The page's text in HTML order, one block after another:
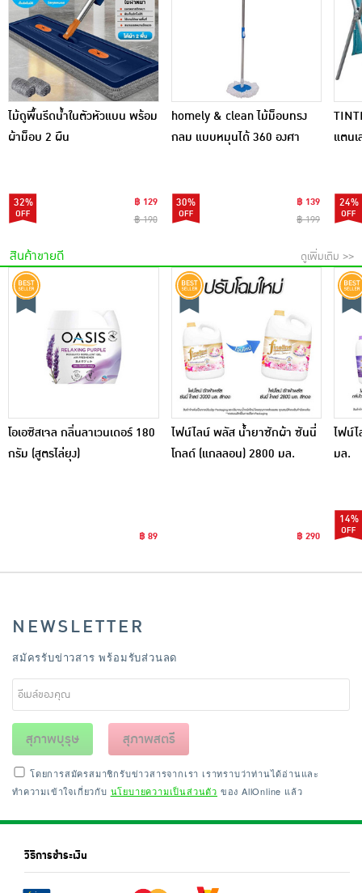
ไม้ถูพื้นรีดน้ำในตัวหัวแบน พร้อม
ผ้าม็อบ 2 ผืน
32%
฿ 129
฿ 190
homely & clean ไม้ม็อบทรง
กลม แบบหมุนได้ 360 องศา
30%
฿ 139
฿ 199
แตน
24%
สินค้าขายดี ดูเพิ่มเติม >>
โอเอซิสเจล กลิ่นลาเวนเดอร์ 180
กรัม (สูตรไล่ยุง)
฿ 89
ไฟน์ไลน์ พลัส น้ำยาซักผ้า ซันนี่
โกลด์ (แกลลอน) 2800 มล.
฿ 290
ไฟน์
มล.
14%
NEWSLETTER
สมัครรับข่าวสาร พร้อมรับส่วนลด
สุภาพบุรุษ สุภาพสตรี
โดยการสมัครสมาชิกรับข่าวสารจากเรา เราทราบว่าท่านได้อ่านและ
ทำความเข้าใจเกี่ยวกับ นโยบายความเป็นส่วนตัว ของ AllOnline แล้ว
วิธีการชำระเงิน